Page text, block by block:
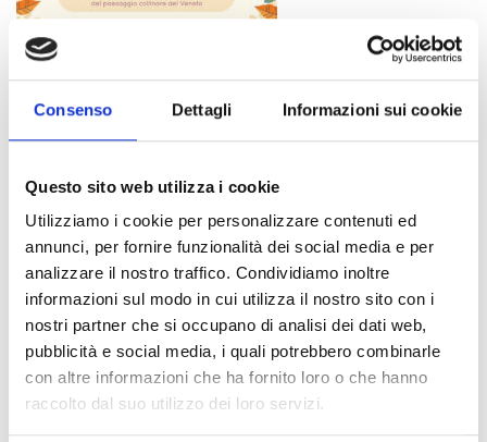
Consenso Dettagli Informazioni sui cookie
Questo sito web utilizza i cookie
Utilizziamo i cookie per personalizzare contenuti ed
annunci, per fornire funzionalità dei social media e per
analizzare il nostro traffico. Condividiamo inoltre
informazioni sul modo in cui utilizza il nostro sito con i
nostri partner che si occupano di analisi dei dati web,
pubblicità e social media, i quali potrebbero combinarle
con altre informazioni che ha fornito loro o che hanno
raccolto dal suo utilizzo dei loro servizi.